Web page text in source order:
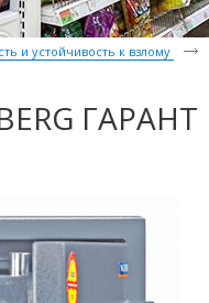
и устойчивость к взлому
ГАРАНТ